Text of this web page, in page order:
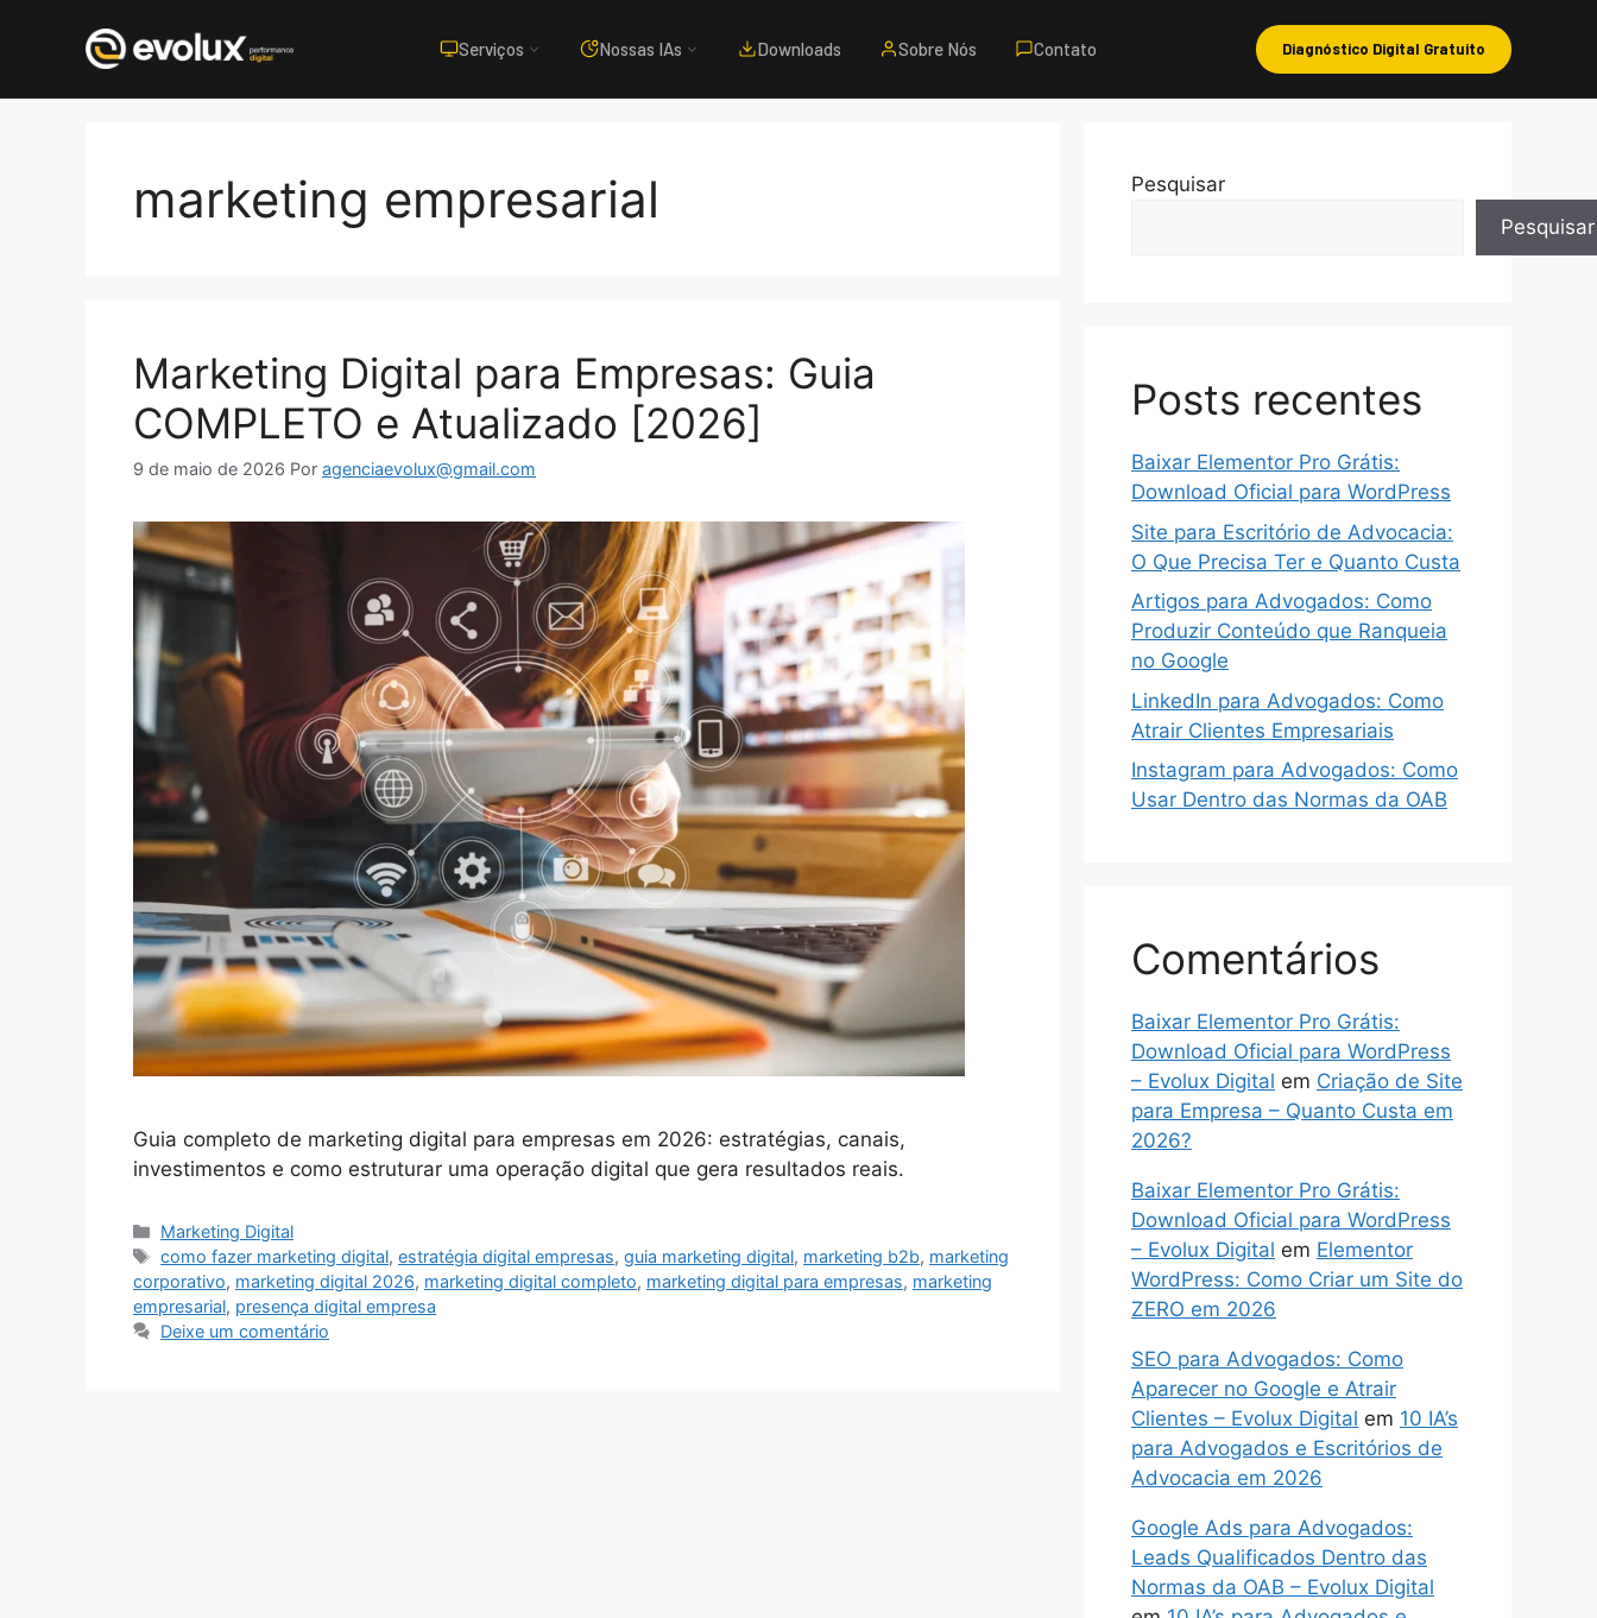
Serviços Nossas IAs Downloads Sobre Nós Contato Diagnóstico Digital Gratuito
marketing empresarial
Marketing Digital para Empresas: Guia
COMPLETO e Atualizado [2026]
9 de maio de 2026 Por agenciaevolux@gmail.com
Guia completo de marketing digital para empresas em 2026: estratégias, canais,
investimentos e como estruturar uma operação digital que gera resultados reais.
Categorias
Marketing Digital
Tags
como fazer marketing digital,estratégia digital empresas,guia marketing digital, marketing b2b, marketing
corporativo, marketing digital 2026, marketing digital completo, marketing digital para empresas, marketing
empresarial, presença digital empresa
Deixe um comentário
Pesquisar
Pesquisar
Posts recentes
Baixar Elementor Pro Grátis:
Download Oficial para WordPress
Site para Escritório de Advocacia:
O Que Precisa Ter e Quanto Custa
Artigos para Advogados: Como
Produzir Conteúdo que Ranqueia
no Google
LinkedIn para Advogados: Como
Atrair Clientes Empresariais
Instagram para Advogados: Como
Usar Dentro das Normas da OAB
Comentários
Baixar Elementor Pro Grátis:
Download Oficial para WordPress
– Evolux Digital em Criação de Site
para Empresa – Quanto Custa em
2026?
Baixar Elementor Pro Grátis:
Download Oficial para WordPress
– Evolux Digital em Elementor
WordPress: Como Criar um Site do
ZERO em 2026
SEO para Advogados: Como
Aparecer no Google e Atrair
Clientes – Evolux Digital em 10 IA’s
para Advogados e Escritórios de
Advocacia em 2026
Google Ads para Advogados:
Leads Qualificados Dentro das
Normas da OAB – Evolux Digital